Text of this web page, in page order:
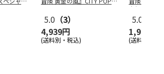
5.0 （3）
4,939円
(送料別・税込)
タとセッ
5.0
1,969円
(送料別・税